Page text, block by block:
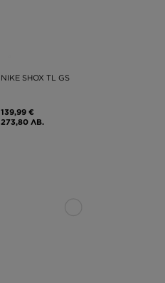
NIKE SHOX TL GS
139,99 €
273,80 ЛВ.